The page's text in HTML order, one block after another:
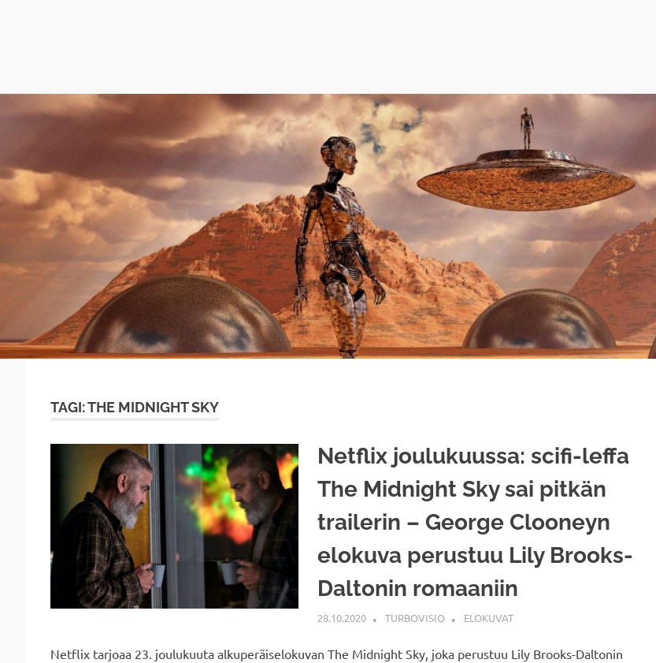
TAGI: THE MIDNIGHT SKY
Netflix joulukuussa: scifi-leffa
The Midnight Sky sai pitkän
trailerin – George Clooneyn
elokuva perustuu Lily Brooks-
Daltonin romaaniin
28.10.2020 TURBOVISIO ELOKUVAT
Netflix tarjoaa 23. joulukuuta alkuperäiselokuvan The Midnight Sky, joka perustuu Lily Brooks-Daltonin